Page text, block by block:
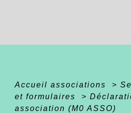
Accueil associations >
et formulaires
>
association (M0 ASSO)